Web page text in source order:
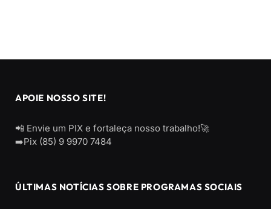
APOIE NOSSO SITE!
📲 Envie um PIX e fortaleça nosso trabalho!🚀
➡️Pix (85) 9 9970 7484
ÚLTIMAS NOTÍCIAS SOBRE PROGRAMAS SOCIAIS